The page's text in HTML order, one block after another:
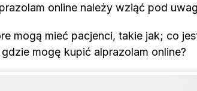
online należy wziąć pod
mogą mieć pacjenci, takie jak; co
mogę kupić alprazolam online?